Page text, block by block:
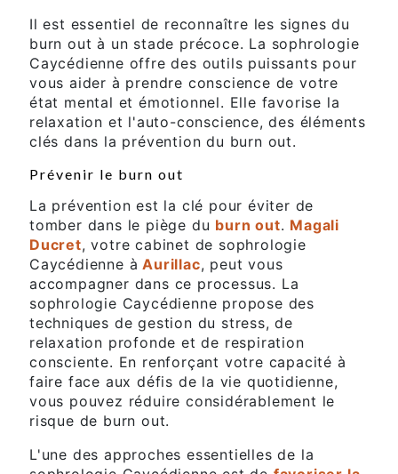
Il est essentiel de reconnaître les signes du
burn out à un stade précoce. La sophrologie
Caycédienne offre des outils puissants pour
vous aider à prendre conscience de votre
état mental et émotionnel. Elle favorise la
relaxation et l'auto-conscience, des éléments
clés dans la prévention du burn out.
Prévenir le burn out
La prévention est la clé pour éviter de
tomber dans le piège du burn out. Magali
Ducret, votre cabinet de sophrologie
Caycédienne à Aurillac, peut vous
accompagner dans ce processus. La
sophrologie Caycédienne propose des
techniques de gestion du stress, de
relaxation profonde et de respiration
consciente. En renforçant votre capacité à
faire face aux défis de la vie quotidienne,
vous pouvez réduire considérablement le
risque de burn out.
L'une des approches essentielles de la